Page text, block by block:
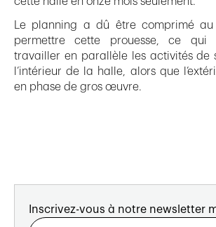
Le planning a dû être comprimé
permettre cette prouesse, ce
travailler en parallèle les activités de
l’intérieur de la halle, alors que
en phase de gros œuvre.
Inscrivez-vous à notre newsletter